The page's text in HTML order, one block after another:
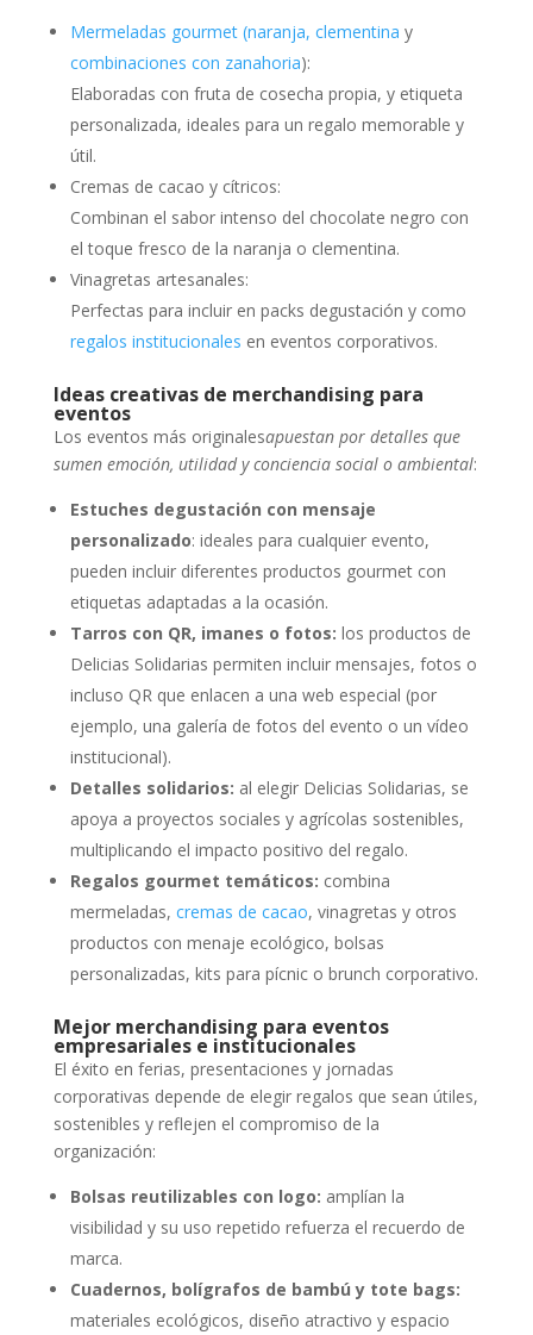
Mermeladas gourmet (naranja, clementina y
combinaciones con zanahoria):
Elaboradas con fruta de cosecha propia, y etiqueta
personalizada, ideales para un regalo memorable y
útil.
Cremas de cacao y cítricos:
Combinan el sabor intenso del chocolate negro con
el toque fresco de la naranja o clementina.
Vinagretas artesanales:
Perfectas para incluir en packs degustación y como
regalos institucionales en eventos corporativos.
Ideas creativas de merchandising para
eventos
Los eventos más originalesapuestan por detalles que
sumen emoción, utilidad y conciencia social o ambiental:
Estuches degustación con mensaje
personalizado: ideales para cualquier evento,
pueden incluir diferentes productos gourmet con
etiquetas adaptadas a la ocasión.
Tarros con QR, imanes o fotos: los productos de
Delicias Solidarias permiten incluir mensajes, fotos o
incluso QR que enlacen a una web especial (por
ejemplo, una galería de fotos del evento o un vídeo
institucional).
Detalles solidarios: al elegir Delicias Solidarias, se
apoya a proyectos sociales y agrícolas sostenibles,
multiplicando el impacto positivo del regalo.
Regalos gourmet temáticos: combina
mermeladas, cremas de cacao, vinagretas y otros
productos con menaje ecológico, bolsas
personalizadas, kits para pícnic o brunch corporativo.
Mejor merchandising para eventos
empresariales e institucionales
El éxito en ferias, presentaciones y jornadas
corporativas depende de elegir regalos que sean útiles,
sostenibles y reflejen el compromiso de la
organización:
Bolsas reutilizables con logo: amplían la
visibilidad y su uso repetido refuerza el recuerdo de
marca.
Cuadernos, bolígrafos de bambú y tote bags:
materiales ecológicos, diseño atractivo y espacio